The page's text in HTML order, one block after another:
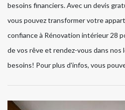
besoins financiers. Avec un devis
vous pouvez transformer votre
confiance à Rénovation intérieur 28
de vos rêve et rendez-vous dans nos
besoins! Pour plus d'infos, vous